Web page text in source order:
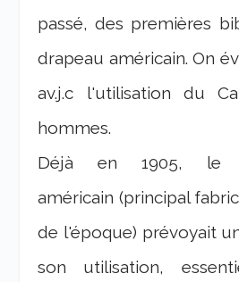
passé, des premières
drapeau américain. On
av.j.c l'utilisation du
hommes.
Déjà en 1905, le
américain (principal
de l'époque) prévoyait
son utilisation,